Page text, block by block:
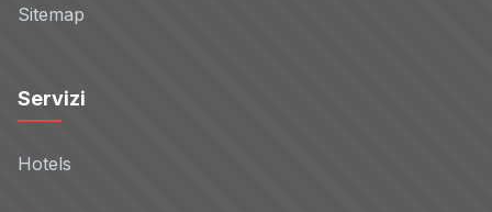
Sitemap
Servizi
Hotels